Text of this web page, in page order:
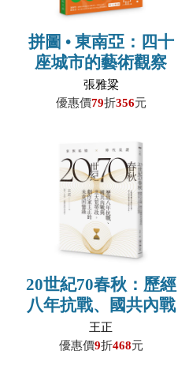
拼圖 • 東南亞：四十
座城市的藝術觀察
張雅粱
優惠價79折356元
20世紀70春秋：歷經
八年抗戰、國共內戰
及北大荒勞改，劇作
家王正的未竟回憶錄
王正
優惠價9折468元